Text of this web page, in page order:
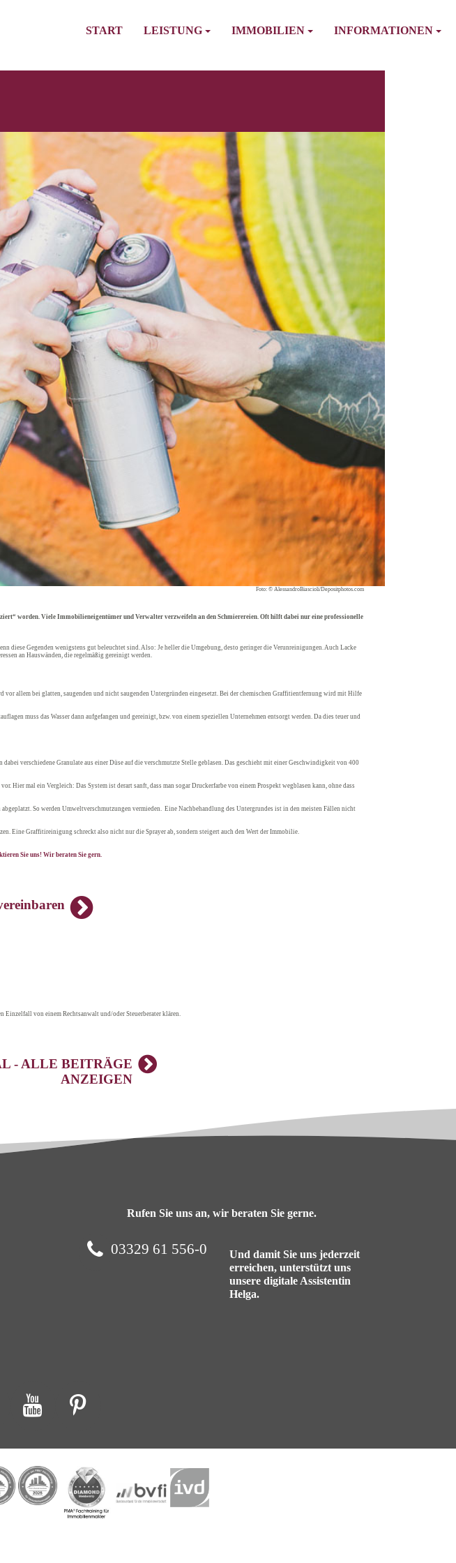
START LEISTUNG IMMOBILIEN INFORMATIONEN
Foto: © AlessandroBiascioli/Depositphotos.com
worden. Viele Immobilieneigentümer und Verwalter verzweifeln an den Schmierereien. Oft hilft dabei nur eine professionelle
diese Gegenden wenigstens gut beleuchtet sind. Also: Je heller die Umgebung, desto geringer die Verunreinigungen. Auch Lacke
an Hauswänden, die regelmäßig gereinigt werden.
allem bei glatten, saugenden und nicht saugenden Untergründen eingesetzt. Bei der chemischen Graffitientfernung wird mit Hilfe
muss das Wasser dann aufgefangen und gereinigt, bzw. von einem speziellen Unternehmen entsorgt werden. Da dies teuer und
verschiedene Granulate aus einer Düse auf die verschmutzte Stelle geblasen. Das geschieht mit einer Geschwindigkeit von 400
mal ein Vergleich: Das System ist derart sanft, dass man sogar Druckerfarbe von einem Prospekt wegblasen kann, ohne dass
So werden Umweltverschmutzungen vermieden. Eine Nachbehandlung des Untergrundes ist in den meisten Fällen nicht
Eine Graffitireinigung schreckt also nicht nur die Sprayer ab, sondern steigert auch den Wert der Immobilie.
Sie uns! Wir beraten Sie gern.
von einem Rechtsanwalt und/oder Steuerberater klären.
- ALLE BEITRÄGE
ANZEIGEN
Rufen Sie uns an, wir beraten Sie gerne.
03329 61 556-0
Und damit Sie uns jederzeit
erreichen, unterstützt uns
unsere digitale Assistentin
Helga.